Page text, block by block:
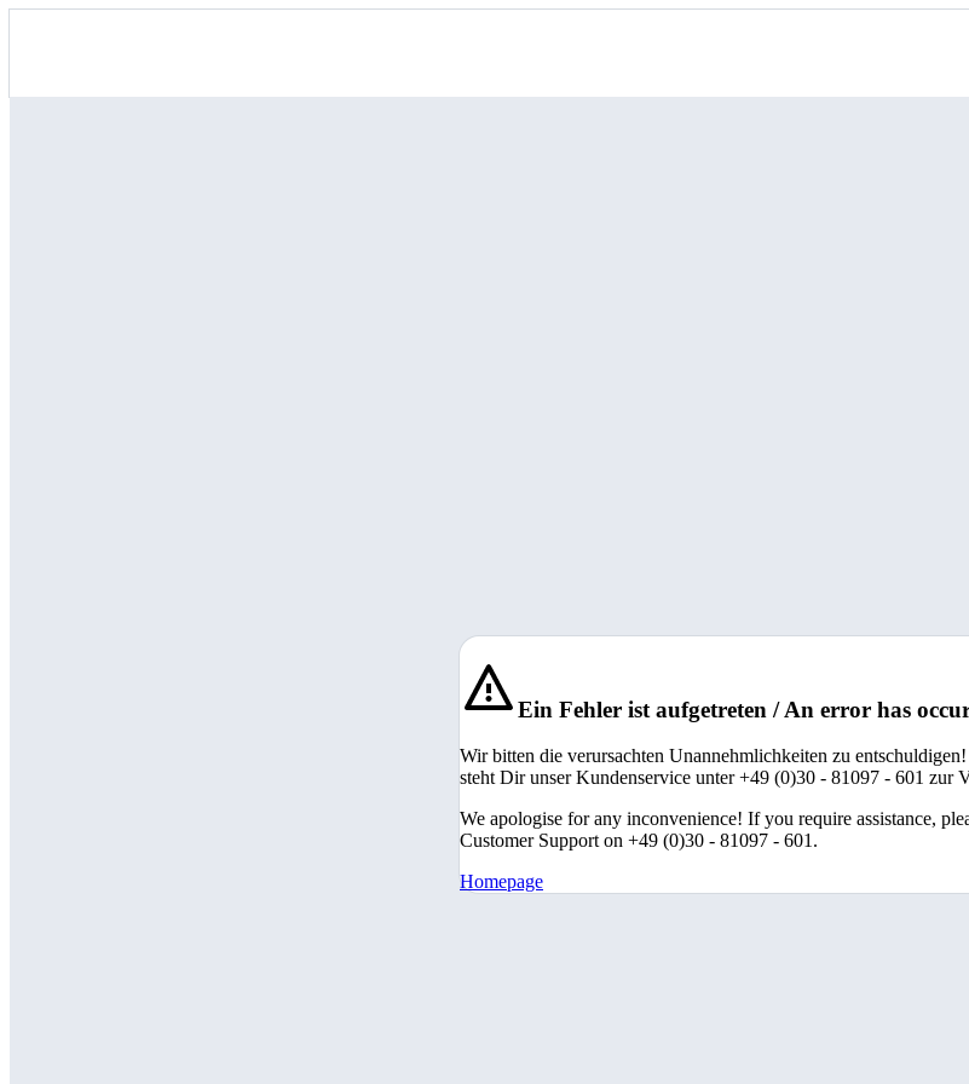
Ein Fehler ist aufgetreten / An error has
Wir bitten die verursachten Unannehmlichkeiten zu
steht Dir unser Kundenservice unter +49 (0)30 - 81097 - 601 zur
We apologise for any inconvenience! If you require assistance,
Customer Support on +49 (0)30 - 81097 - 601.
Homepage